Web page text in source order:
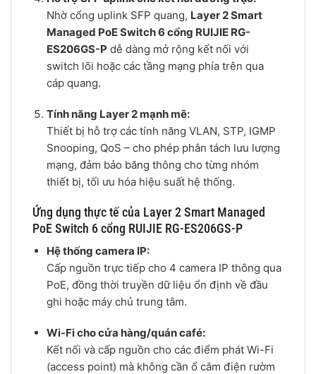
Nhờ cổng uplink SFP quang, Layer 2 Smart
Managed PoE Switch 6 cổng RUIJIE RG-
ES206GS-P dễ dàng mở rộng kết nối với
switch lõi hoặc các tầng mạng phía trên qua
cáp quang.
Tính năng Layer 2 mạnh mẽ:
Thiết bị hỗ trợ các tính năng VLAN, STP, IGMP
Snooping, QoS – cho phép phân tách lưu lượng
mạng, đảm bảo băng thông cho từng nhóm
thiết bị, tối ưu hóa hiệu suất hệ thống.
Ứng dụng thực tế của Layer 2 Smart Managed
PoE Switch 6 cổng RUIJIE RG-ES206GS-P
Hệ thống camera IP:
Cấp nguồn trực tiếp cho 4 camera IP thông qua
PoE, đồng thời truyền dữ liệu ổn định về đầu
ghi hoặc máy chủ trung tâm.
Wi-Fi cho cửa hàng/quán café:
Kết nối và cấp nguồn cho các điểm phát Wi-Fi
(access point) mà không cần ổ cắm điện rườm